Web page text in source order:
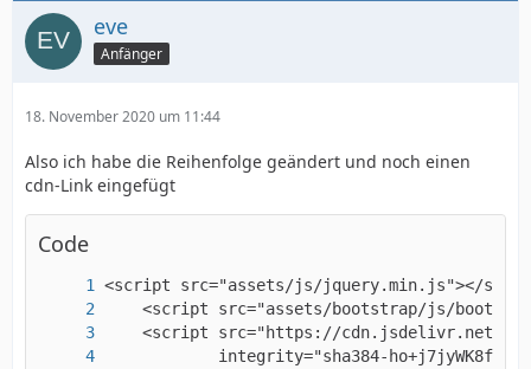
eve
Anfänger
18. November 2020 um 11:44
Also ich habe die Reihenfolge geändert und noch einen
cdn-Link eingefügt
Code